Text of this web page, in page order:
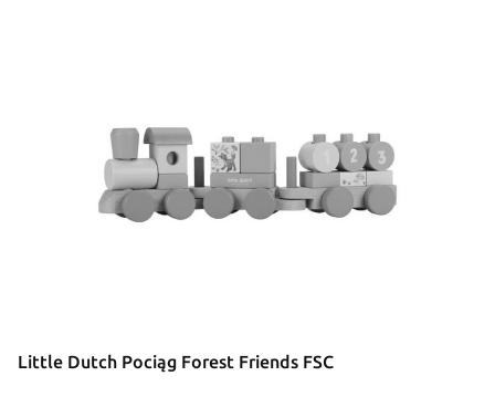
Little Dutch Pociąg Forest Friends FSC